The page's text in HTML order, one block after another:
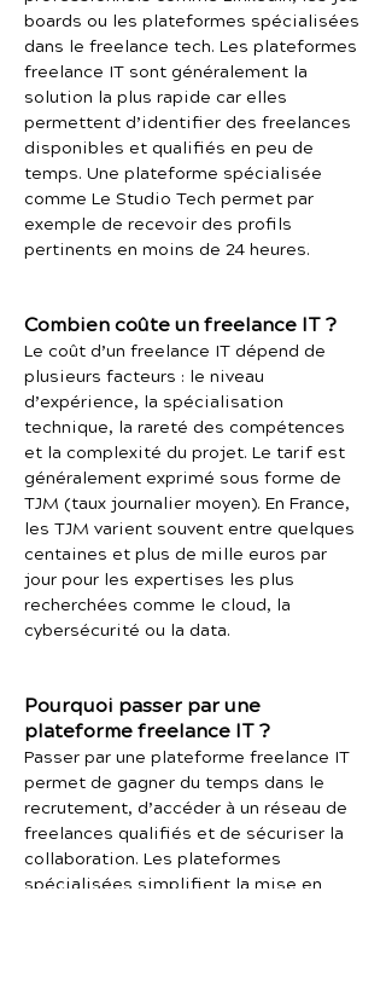
boards ou les plateformes spécialisées
dans le freelance tech. Les plateformes
freelance IT sont généralement la
solution la plus rapide car elles
permettent d’identifier des freelances
disponibles et qualifiés en peu de
temps. Une plateforme spécialisée
comme Le Studio Tech permet par
exemple de recevoir des profils
pertinents en moins de 24 heures.
Combien coûte un freelance IT ?
Le coût d’un freelance IT dépend de
plusieurs facteurs : le niveau
d’expérience, la spécialisation
technique, la rareté des compétences
et la complexité du projet. Le tarif est
généralement exprimé sous forme de
TJM (taux journalier moyen). En France,
les TJM varient souvent entre quelques
centaines et plus de mille euros par
jour pour les expertises les plus
recherchées comme le cloud, la
cybersécurité ou la data.
Pourquoi passer par une
plateforme freelance IT ?
Passer par une plateforme freelance IT
permet de gagner du temps dans le
recrutement, d’accéder à un réseau de
freelances qualifiés et de sécuriser la
collaboration. Les plateformes
spécialisées simplifient la mise en